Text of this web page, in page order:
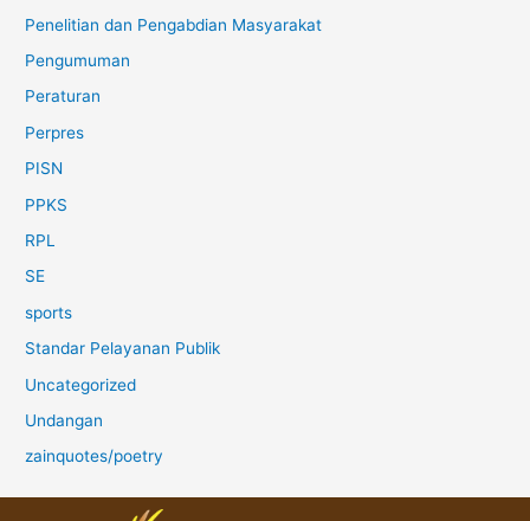
Penelitian dan Pengabdian Masyarakat
Pengumuman
Peraturan
Perpres
PISN
PPKS
RPL
SE
sports
Standar Pelayanan Publik
Uncategorized
Undangan
zainquotes/poetry